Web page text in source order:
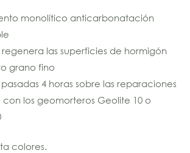
monolítico anticarbonatación
las superficies de hormigón
grano fino
4 horas sobre las reparaciones
con los geomorteros Geolite 10 o
colores.